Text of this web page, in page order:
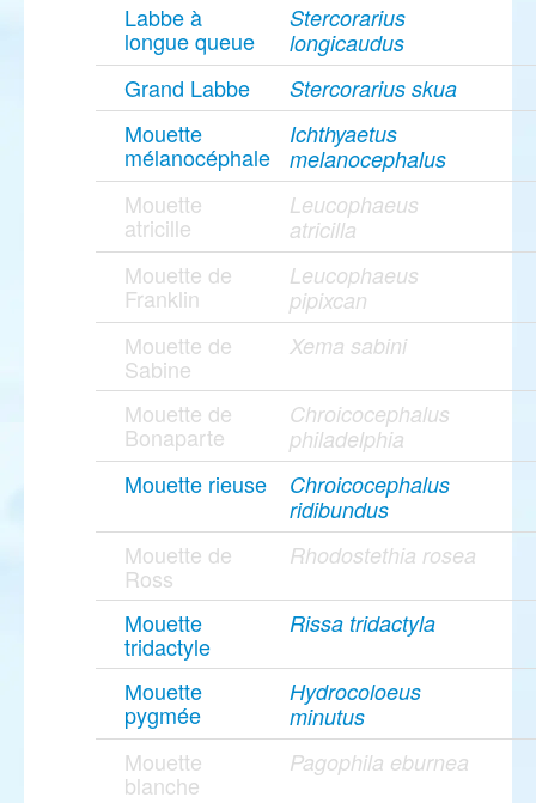
Labbe à
longue queue
Stercorarius
longicaudus
Grand Labbe Stercorarius skua
Mouette
mélanocéphale
Ichthyaetus
melanocephalus
Mouette
atricille
Leucophaeus
atricilla
Mouette de
Franklin
Leucophaeus
pipixcan
Mouette de
Sabine
Xema sabini
Mouette de
Bonaparte
Chroicocephalus
philadelphia
Mouette rieuse
Chroicocephalus
ridibundus
Mouette de
Ross
Rhodostethia rosea
Mouette
tridactyle
Rissa tridactyla
Mouette
pygmée
Hydrocoloeus
minutus
Mouette
blanche
Pagophila eburnea